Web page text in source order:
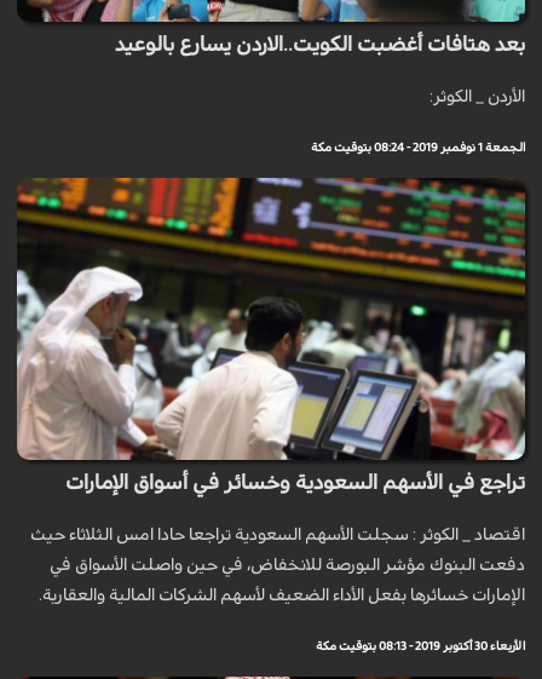
بعد هتافات أغضبت الكويت..الاردن يسارع بالوعيد
الأردن _ الكوثر:
الجمعة 1 نوفمبر 2019 - 08:24 بتوقيت مكة
تراجع في الأسهم السعودية وخسائر في أسواق الإمارات
اقتصاد _ الكوثر : سجلت الأسهم السعودية تراجعا حادا امس الثلاثاء حيث
دفعت البنوك مؤشر البورصة للانخفاض، في حين واصلت الأسواق في
الإمارات خسائرها بفعل الأداء الضعيف لأسهم الشركات المالية والعقارية.
الأربعاء 30 أكتوبر 2019 - 08:13 بتوقيت مكة